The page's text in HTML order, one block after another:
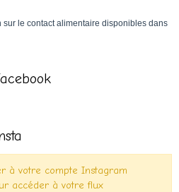
le contact alimentaire disponibles dans
à votre compte Instagram
accéder à votre flux